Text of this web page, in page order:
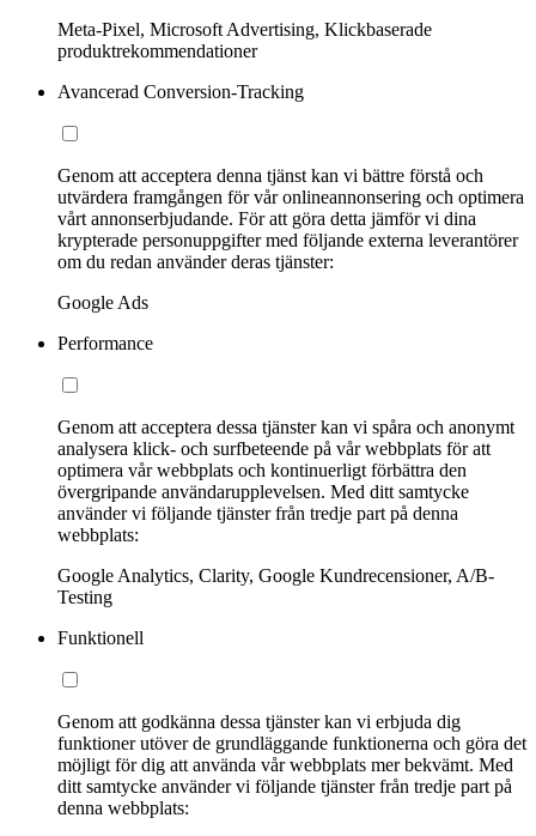
Meta-Pixel, Microsoft Advertising, Klickbaserade
produktrekommendationer
Avancerad Conversion-Tracking
Genom att acceptera denna tjänst kan vi bättre förstå och
utvärdera framgången för vår onlineannonsering och optimera
vårt annonserbjudande. För att göra detta jämför vi dina
krypterade personuppgifter med följande externa leverantörer
om du redan använder deras tjänster:
Google Ads
Performance
Genom att acceptera dessa tjänster kan vi spåra och anonymt
analysera klick- och surfbeteende på vår webbplats för att
optimera vår webbplats och kontinuerligt förbättra den
övergripande användarupplevelsen. Med ditt samtycke
använder vi följande tjänster från tredje part på denna
webbplats:
Google Analytics, Clarity, Google Kundrecensioner, A/B-
Testing
Funktionell
Genom att godkänna dessa tjänster kan vi erbjuda dig
funktioner utöver de grundläggande funktionerna och göra det
möjligt för dig att använda vår webbplats mer bekvämt. Med
ditt samtycke använder vi följande tjänster från tredje part på
denna webbplats: